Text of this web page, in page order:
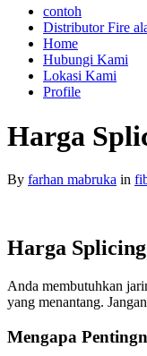
contoh
Distributor Fire
Home
Hubungi Kami
Lokasi Kami
Profile
Harga
By farhan mabruka in
Harga
Anda membutuhkan
yang menantang.
Mengapa